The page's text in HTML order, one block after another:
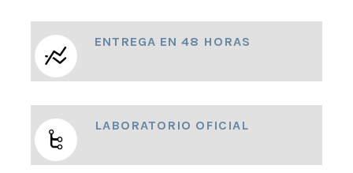
ENTREGA EN 48 HORAS
LABORATORIO OFICIAL